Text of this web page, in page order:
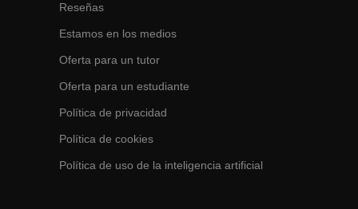
Reseñas
Estamos en los medios
Oferta para un tutor
Oferta para un estudiante
Política de privacidad
Política de cookies
Política de uso de la inteligencia artificial